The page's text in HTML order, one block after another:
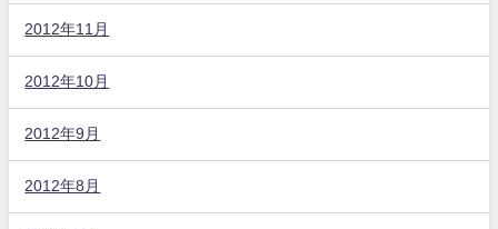
2012年11月
2012年10月
2012年9月
2012年8月